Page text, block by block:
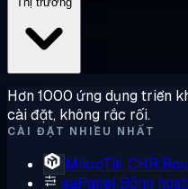
Hơn 1000 ứng dụng triển
cài đặt, không rắc rối.
CÀI ĐẶT NHIỀU NHẤT
MikroTik CHR
aaPanel Bảng